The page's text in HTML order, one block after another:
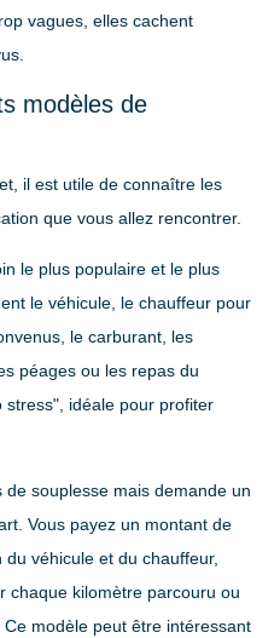
vagues, elles cachent
modèles de
il est utile de connaître les
que vous allez rencontrer.
le plus populaire et le plus
le véhicule, le chauffeur pour
le carburant, les
péages ou les repas du
stress", idéale pour profiter
de souplesse mais demande un
Vous payez un montant de
véhicule et du chauffeur,
chaque kilomètre parcouru ou
modèle peut être intéressant